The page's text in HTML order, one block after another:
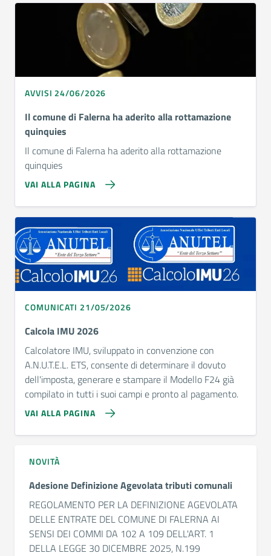
AVVISI 24/06/2026
Il comune di Falerna ha aderito alla rottamazione
quinquies
Il comune di Falerna ha aderito alla rottamazione
quinquies
VAI ALLA PAGINA
COMUNICATI 21/05/2026
Calcola IMU 2026
Calcolatore IMU, sviluppato in convenzione con
A.N.U.T.E.L. ETS, consente di determinare il dovuto
dell'imposta, generare e stampare il Modello F24 già
compilato in tutti i suoi campi e pronto al pagamento.
VAI ALLA PAGINA
NOVITÀ
Adesione Definizione Agevolata tributi comunali
REGOLAMENTO PER LA DEFINIZIONE AGEVOLATA
DELLE ENTRATE DEL COMUNE DI FALERNA AI
SENSI DEI COMMI DA 102 A 109 DELL'ART. 1
DELLA LEGGE 30 DICEMBRE 2025, N.199